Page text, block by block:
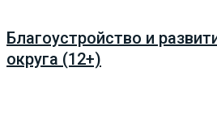
Благоустройство и
округа (12+)